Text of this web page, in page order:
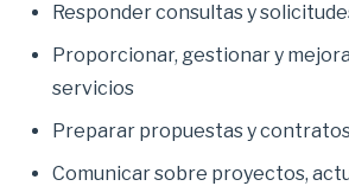
Responder consultas y
Proporcionar, gestionar y
servicios
Preparar propuestas y
Comunicar sobre proyectos,